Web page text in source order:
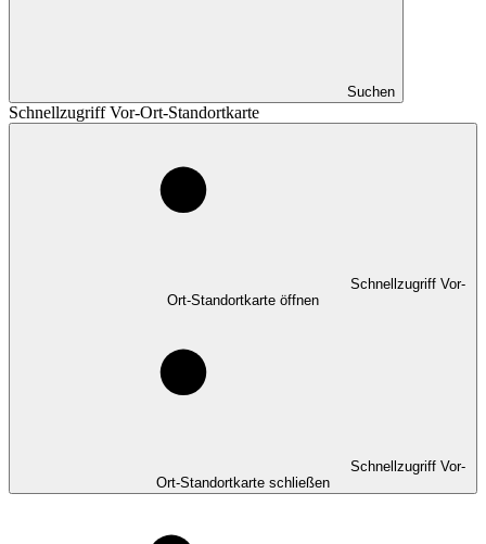
Suchen
Schnellzugriff Vor-Ort-Standortkarte
Schnellzugriff Vor-
Ort-Standortkarte öffnen
Schnellzugriff Vor-
Ort-Standortkarte schließen